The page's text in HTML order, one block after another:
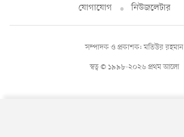
যোগাযোগ
নিউজলেটার
স্বত্ব © ১৯৯৮-২০২৬ প্রথম আলো
সম্পাদক ও প্রকাশক: মতিউর রহমান